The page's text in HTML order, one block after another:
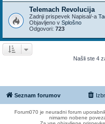
Telemach Revolucija
Zadnji prispevek Napisal/-a
Objavljeno v Splošno
Odgovori: 723
Našli ste 4
Seznam forumov
Forum070 je neuradni forum
nimamo nobene